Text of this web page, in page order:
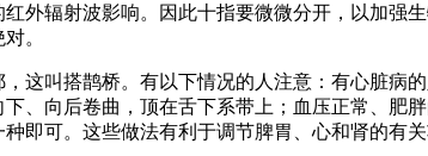
外辐射波影响。因此十指要微微分开，以加强
。
这叫搭鹊桥。有以下情况的人注意：有心脏病
、向后卷曲，顶在舌下系带上；血压正常、肥
即可。这些做法有利于调节脾胃、心和肾的有